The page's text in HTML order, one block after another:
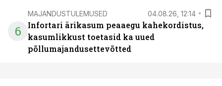
6
MAJANDUSTULEMUSED 04.08.26, 12:14
Infortari ärikasum peaaegu kahekordistus,
kasumlikkust toetasid ka uued
põllumajandusettevõtted